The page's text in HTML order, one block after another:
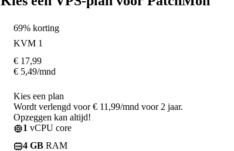
69% korting
KVM 1
€ 17,99
€ 5,49/mnd
Kies een plan
Wordt verlengd voor € 11,99/mnd voor 2 jaar.
Opzeggen kan altijd!
1 vCPU core
4 GB RAM